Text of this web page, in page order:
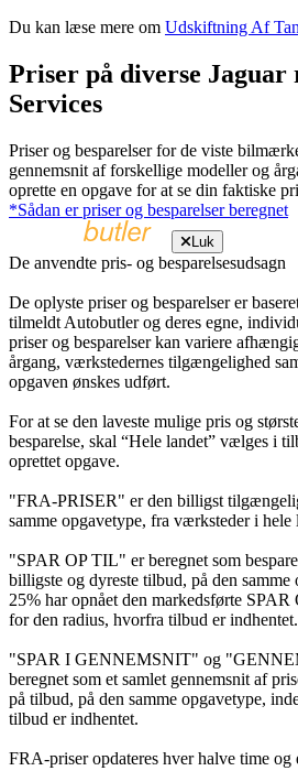
Du kan læse mere om Udskiftning Af
Priser på diverse
Services
Priser og besparelser for de viste
gennemsnit af forskellige modeller og
oprette en opgave for at se din faktiske
*Sådan er priser og besparelser beregnet
Luk
De anvendte pris- og besparelsesudsagn
De oplyste priser og besparelser er
tilmeldt Autobutler og deres egne,
priser og besparelser kan variere
årgang, værkstedernes tilgængelighed
opgaven ønskes udført.
For at se den laveste mulige pris og
besparelse, skal “Hele landet” vælges i
oprettet opgave.
"FRA-PRISER" er den billigst
samme opgavetype, fra værksteder i hele
"SPAR OP TIL" er beregnet som
billigste og dyreste tilbud, på den
25% har opnået den markedsførte SPAR
for den radius, hvorfra tilbud er indhentet.
"SPAR I GENNEMSNIT" og
beregnet som et samlet gennemsnit af
på tilbud, på den samme opgavetype,
tilbud er indhentet.
FRA-priser opdateres hver halve time